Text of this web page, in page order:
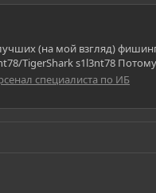
(на мой взгляд)
TigerShark s1l3nt78
специалиста по ИБ